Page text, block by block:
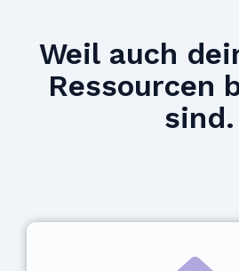
Weil auch
Ressourcen
sind.